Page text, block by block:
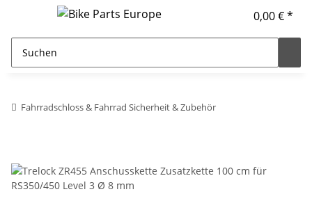
0,00 € *
Fahrradschloss & Fahrrad Sicherheit & Zubehör